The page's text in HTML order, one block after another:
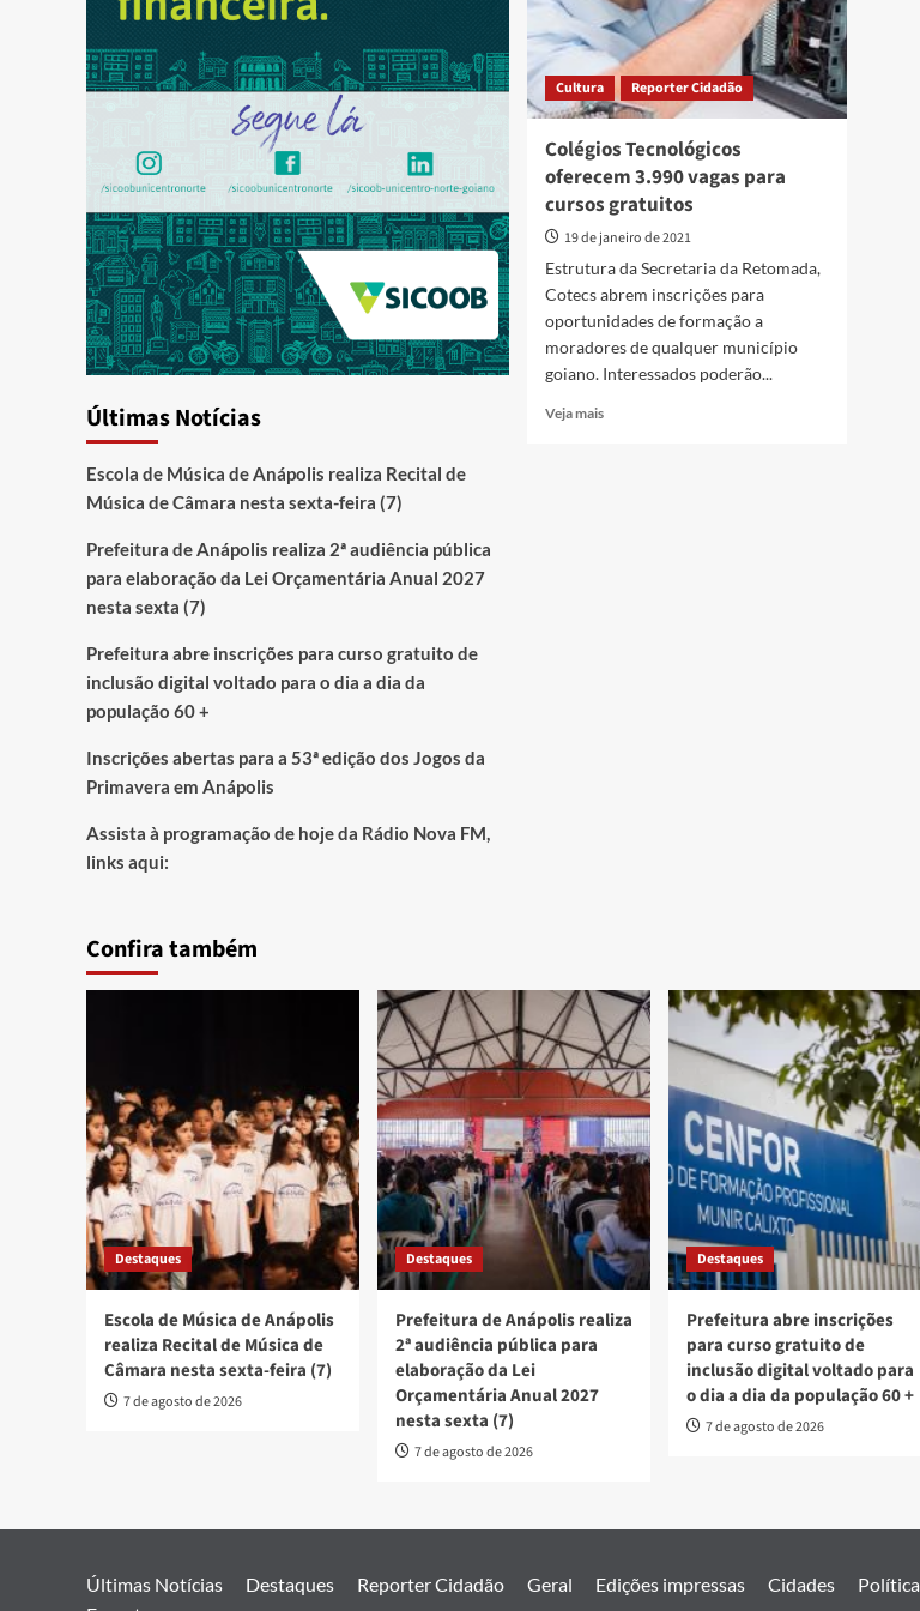
Cultura Reporter Cidadão
Colégios Tecnológicos
oferecem 3.990 vagas para
cursos gratuitos
19 de janeiro de 2021
Estrutura da Secretaria da Retomada,
Cotecs abrem inscrições para
oportunidades de formação a
moradores de qualquer município
goiano. Interessados poderão...
Veja maisRead
Últimas Notícias
Escola de Música de Anápolis realiza Recital de
Música de Câmara nesta sexta-feira (7)
Prefeitura de Anápolis realiza 2ª audiência pública
para elaboração da Lei Orçamentária Anual 2027
nesta sexta (7)
Prefeitura abre inscrições para curso gratuito de
inclusão digital voltado para o dia a dia da
população 60 +
Inscrições abertas para a 53ª edição dos Jogos da
Primavera em Anápolis
Assista à programação de hoje da Rádio Nova FM,
links aqui:
Confira também
Destaques
Escola de Música de Anápolis
realiza Recital de Música de
Câmara nesta sexta-feira (7)
7 de agosto de 2026
Destaques
Prefeitura de Anápolis realiza
2ª audiência pública para
elaboração da Lei
Orçamentária Anual 2027
nesta sexta (7)
7 de agosto de 2026
Destaques
Prefeitura abre inscrições
para curso gratuito de
inclusão digital voltado para
o dia a dia da população 60 +
7 de agosto de 2026
Últimas Notícias Destaques Reporter Cidadão Geral Edições impressas Cidades Política